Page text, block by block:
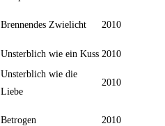
Brennendes Zwielicht 2010
Unsterblich wie ein Kuss 2010
Unsterblich wie die
Liebe
2010
Betrogen 2010